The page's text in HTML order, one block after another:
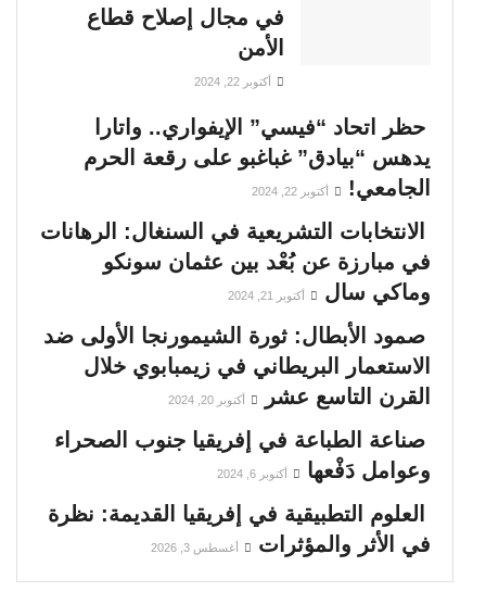
في مجال إصلاح قطاع
الأمن
أكتوبر 22, 2024
حظر اتحاد “فيسي” الإيفواري.. واتارا
يدهس “بيادق” غباغبو على رقعة الحرم
الجامعي!
أكتوبر 22, 2024
الانتخابات التشريعية في السنغال: الرهانات
في مبارزة عن بُعْد بين عثمان سونكو
وماكي سال
أكتوبر 21, 2024
صمود الأبطال: ثورة الشيمورنجا الأولى ضد
الاستعمار البريطاني في زيمبابوي خلال
القرن التاسع عشر
أكتوبر 20, 2024
صناعة الطباعة في إفريقيا جنوب الصحراء
وعوامل دَفْعها
أكتوبر 6, 2024
العلوم التطبيقية في إفريقيا القديمة: نظرة
في الأثر والمؤثرات
أغسطس 3, 2026